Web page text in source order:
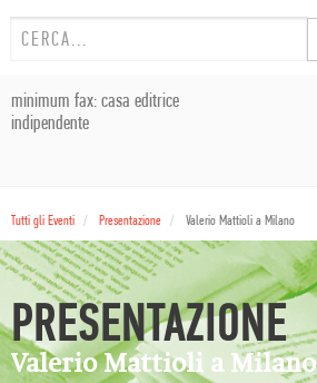
minimum fax: casa editrice
indipendente
Tutti gli Eventi Presentazione Valerio Mattioli a Milano
PRESENTAZIONE
Valerio Mattioli a Milano